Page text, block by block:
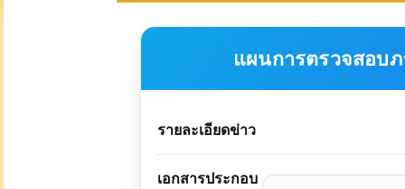
แผนการตรวจสอบ
รายละเอียดข่าว
เอกสารประกอบ